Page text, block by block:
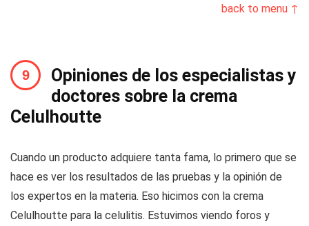
back to menu ↑
Opiniones de los especialistas y
doctores sobre la crema
Celulhoutte
Cuando un producto adquiere tanta fama, lo primero que se
hace es ver los resultados de las pruebas y la opinión de
los expertos en la materia. Eso hicimos con la crema
Celulhoutte para la celulitis. Estuvimos viendo foros y